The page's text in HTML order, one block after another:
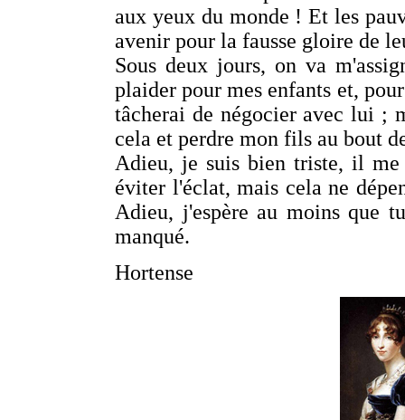
aux yeux du monde ! Et les
avenir pour la fausse gloire de
Sous deux jours, on va
plaider pour mes enfants et,
tâcherai de négocier avec lui ;
cela et perdre mon fils au bout
Adieu, je suis bien triste, il
éviter l'éclat, mais cela ne
Adieu, j'espère au moins que
manqué.
Hortense